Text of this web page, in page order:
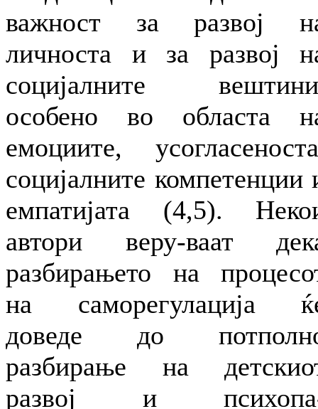
важност за развој
личноста и за развој
социјалните
особено во областа
емоциите,
социјалните компетенции
емпатијата (4,5).
автори веру-ваат
разбирањето на
на саморегулација
доведе до
разбирање на
развој и